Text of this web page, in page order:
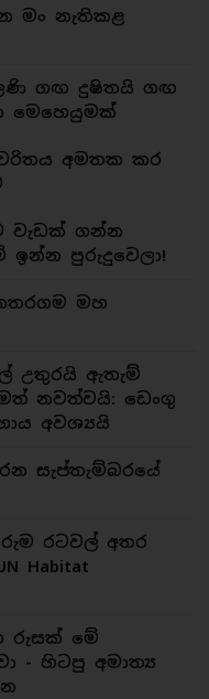
මං නැතිකළ
ගඟ දුෂිතයි ගඟ
මෙහෙයුමක්
අමතක කර
වැඩක් ගන්න
ඉන්න පුරුදුවෙලා!
මහ
උතුරයි ඇතැම්
නවත්වයි: ඩෙංගු
අවශ්‍යයි
සැප්තැම්බරයේ
රටවල් අතර
Habitat
රුසක් මේ
- හිටපු අමාත්‍ය